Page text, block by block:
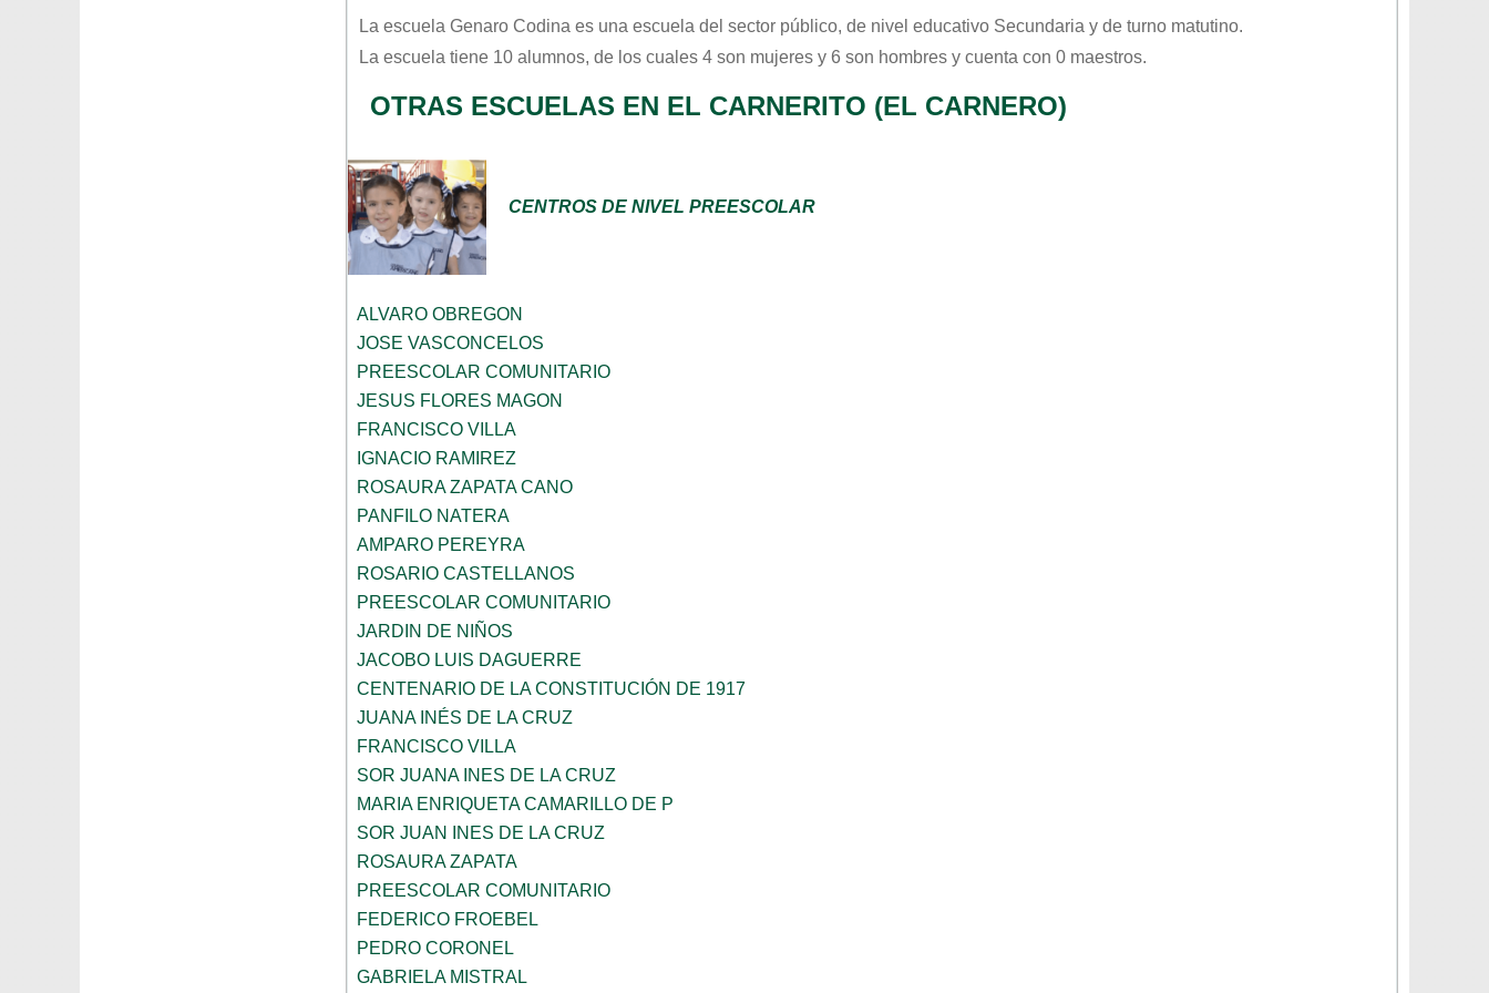
La escuela Genaro Codina es una escuela del sector público, de nivel educativo Secundaria y de turno matutino.
La escuela tiene 10 alumnos, de los cuales 4 son mujeres y 6 son hombres y cuenta con 0 maestros.
OTRAS ESCUELAS EN EL CARNERITO (EL CARNERO)
CENTROS DE NIVEL PREESCOLAR
ALVARO OBREGON
JOSE VASCONCELOS
PREESCOLAR COMUNITARIO
JESUS FLORES MAGON
FRANCISCO VILLA
IGNACIO RAMIREZ
ROSAURA ZAPATA CANO
PANFILO NATERA
AMPARO PEREYRA
ROSARIO CASTELLANOS
PREESCOLAR COMUNITARIO
JARDIN DE NIÑOS
JACOBO LUIS DAGUERRE
CENTENARIO DE LA CONSTITUCIÓN DE 1917
JUANA INÉS DE LA CRUZ
FRANCISCO VILLA
SOR JUANA INES DE LA CRUZ
MARIA ENRIQUETA CAMARILLO DE P
SOR JUAN INES DE LA CRUZ
ROSAURA ZAPATA
PREESCOLAR COMUNITARIO
FEDERICO FROEBEL
PEDRO CORONEL
GABRIELA MISTRAL